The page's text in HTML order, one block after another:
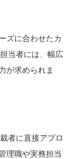
ズに合わせたカ
当者には、幅広
が求められま
者に直接アプロ
理職や実務担当